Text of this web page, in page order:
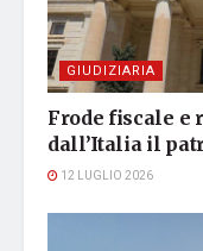
GIUDIZIARIA
Frode fiscale e
dall’Italia il
12 LUGLIO 2026